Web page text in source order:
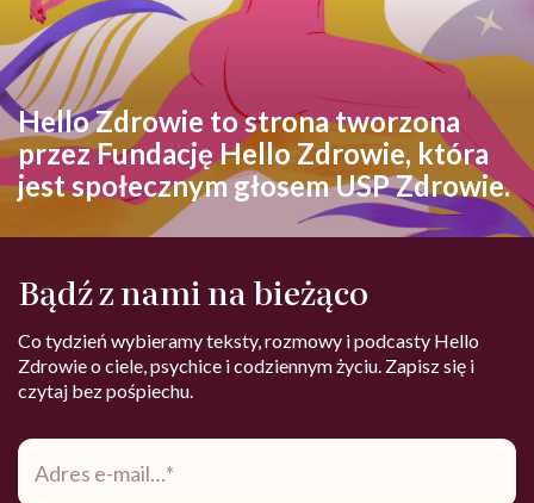
Hello Zdrowie to strona tworzona
przez Fundację Hello Zdrowie, która
jest społecznym głosem USP Zdrowie.
Bądź z nami na bieżąco
Co tydzień wybieramy teksty, rozmowy i podcasty Hello
Zdrowie o ciele, psychice i codziennym życiu. Zapisz się i
czytaj bez pośpiechu.
Adres
mail*